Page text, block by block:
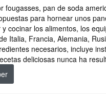
fougasses, pan de soda
para hornear unos
cocinar los alimentos, los
Italia, Francia, Alemania,
necesarios, incluye
deliciosas nunca ha